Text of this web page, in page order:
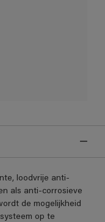
loodvrije anti-
als anti-corrosieve
de mogelijkheid
op te